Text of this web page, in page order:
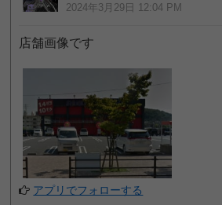
2024年3月29日 12:04 PM
店舗画像です
アプリでフォローする